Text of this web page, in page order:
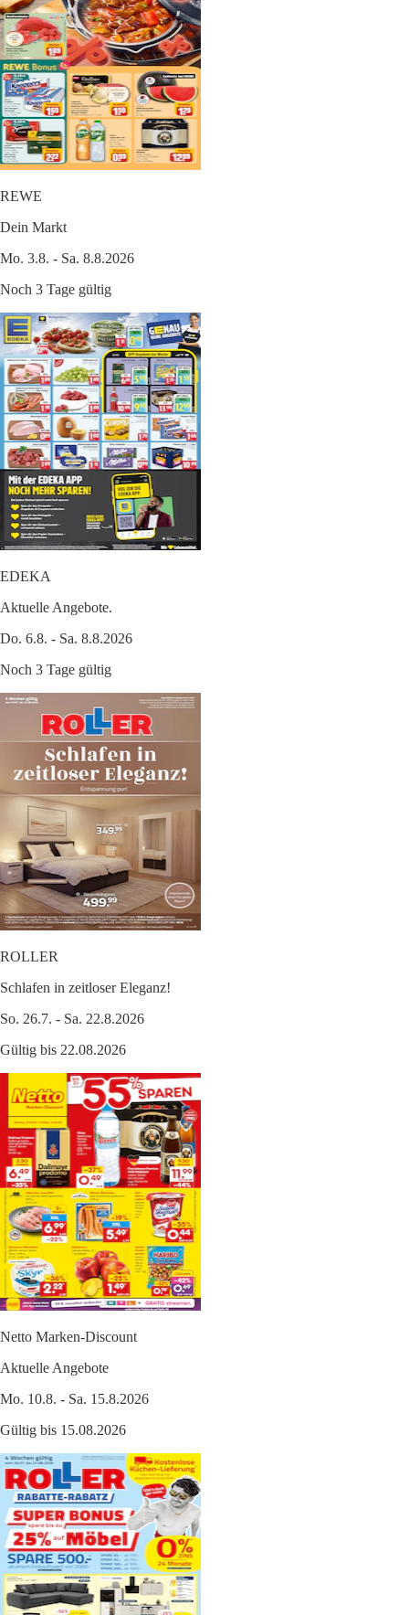
REWE
Dein Markt
Mo. 3.8. - Sa. 8.8.2026
Noch 3 Tage gültig
EDEKA
Aktuelle Angebote.
Do. 6.8. - Sa. 8.8.2026
Noch 3 Tage gültig
ROLLER
Schlafen in zeitloser Eleganz!
So. 26.7. - Sa. 22.8.2026
Gültig bis 22.08.2026
Netto Marken-Discount
Aktuelle Angebote
Mo. 10.8. - Sa. 15.8.2026
Gültig bis 15.08.2026